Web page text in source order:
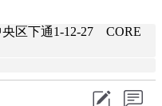
区下通1-12-27 CORE